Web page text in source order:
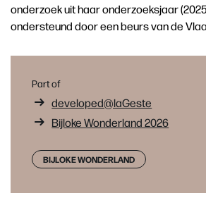
onderzoek uit haar onderzoeksjaar
ondersteund door een beurs van de
Part of
developed@laGeste
Bijloke Wonderland 2026
BIJLOKE WONDERLAND